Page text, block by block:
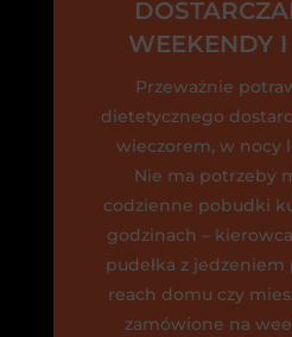
WEEKENDY
Przeważnie
dietetycznego
wieczorem, w nocy
Nie ma potrzeby
codzienne pobudki
godzinach –
pudełka z
reach domu czy
zamówione na